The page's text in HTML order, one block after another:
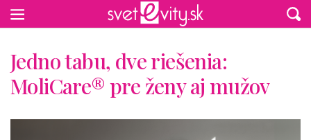
Jedno tabu, dve riešenia:
MoliCare® pre ženy aj mužov